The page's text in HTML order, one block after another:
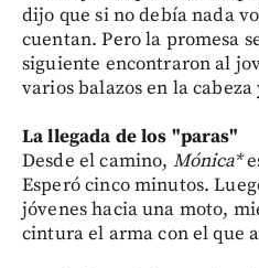
dijo que si no debía nada
cuentan. Pero la promesa
siguiente encontraron al
varios balazos en la
La llegada de los "paras"
Desde el camino, Mónica*
Esperó cinco minutos.
jóvenes hacia una moto,
cintura el arma con el que